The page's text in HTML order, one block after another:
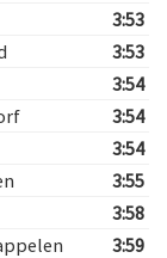
3:53
3:53
3:54
3:54
3:54
3:55
3:58
3:59